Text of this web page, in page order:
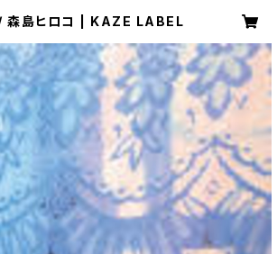
森島ヒロコ | KAZE LABEL